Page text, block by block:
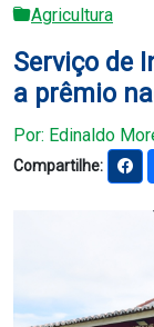
Governo
Mossoró
Serviços
Portal do
Agricultura
Serviço de
a prêmio
Por: Edinaldo
Compartilhe: